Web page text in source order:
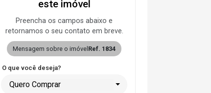
este imóvel
Preencha os campos abaixo e
retornamos o seu contato em breve.
Mensagem sobre o imóvel Ref. 1834
O que você deseja?
Quero Comprar